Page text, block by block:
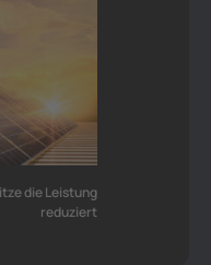
die Leistung
reduziert